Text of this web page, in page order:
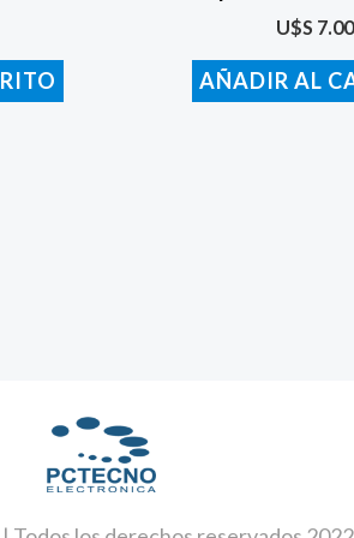
U$S 7.00
AÑADIR AL